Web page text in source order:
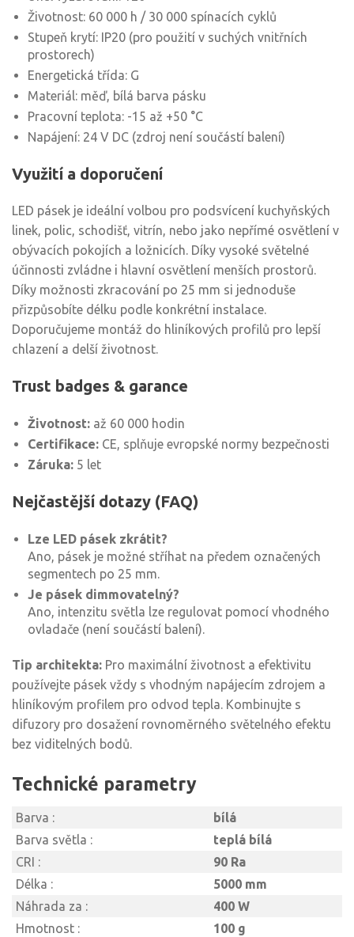
Životnost: 60 000 h / 30 000 spínacích cyklů
Stupeň krytí: IP20 (pro použití v suchých vnitřních
prostorech)
Energetická třída: G
Materiál: měď, bílá barva pásku
Pracovní teplota: -15 až +50 °C
Napájení: 24 V DC (zdroj není součástí balení)
Využití a doporučení
LED pásek je ideální volbou pro podsvícení kuchyňských
linek, polic, schodišť, vitrín, nebo jako nepřímé osvětlení v
obývacích pokojích a ložnicích. Díky vysoké světelné
účinnosti zvládne i hlavní osvětlení menších prostorů.
Díky možnosti zkracování po 25 mm si jednoduše
přizpůsobíte délku podle konkrétní instalace.
Doporučujeme montáž do hliníkových profilů pro lepší
chlazení a delší životnost.
Trust badges & garance
Životnost: až 60 000 hodin
Certifikace: CE, splňuje evropské normy bezpečnosti
Záruka: 5 let
Nejčastější dotazy (FAQ)
Lze LED pásek zkrátit?
Ano, pásek je možné stříhat na předem označených
segmentech po 25 mm.
Je pásek dimmovatelný?
Ano, intenzitu světla lze regulovat pomocí vhodného
ovladače (není součástí balení).
Tip architekta: Pro maximální životnost a efektivitu
používejte pásek vždy s vhodným napájecím zdrojem a
hliníkovým profilem pro odvod tepla. Kombinujte s
difuzory pro dosažení rovnoměrného světelného efektu
bez viditelných bodů.
Technické parametry
Barva :
bílá
Barva světla :
teplá bílá
CRI :
90 Ra
Délka :
5000 mm
Náhrada za :
400 W
Hmotnost :
100 g